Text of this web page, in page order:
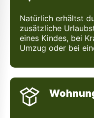
Natürlich erhältst
zusätzliche
eines Kindes, bei
Umzug oder bei